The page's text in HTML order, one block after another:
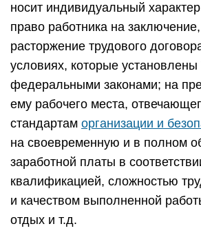
носит индивидуальный
право работника на
расторжение трудового
условиях, которые
федеральными законами; на
ему рабочего места,
стандартам организации и
на своевременную и в полном
заработной платы в
квалификацией, сложностью
и качеством выполненной
отдых и т.д.